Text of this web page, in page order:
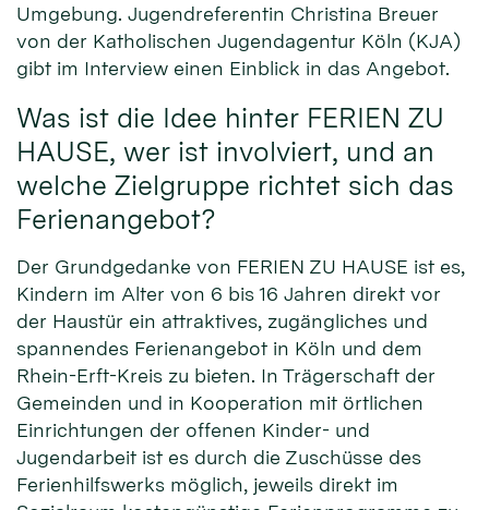
Umgebung. Jugendreferentin Christina Breuer
von der Katholischen Jugendagentur Köln (KJA)
gibt im Interview einen Einblick in das Angebot.
Was ist die Idee hinter FERIEN ZU
HAUSE, wer ist involviert, und an
welche Zielgruppe richtet sich das
Ferienangebot?
Der Grundgedanke von FERIEN ZU HAUSE ist es,
Kindern im Alter von 6 bis 16 Jahren direkt vor
der Haustür ein attraktives, zugängliches und
spannendes Ferienangebot in Köln und dem
Rhein-Erft-Kreis zu bieten. In Trägerschaft der
Gemeinden und in Kooperation mit örtlichen
Einrichtungen der offenen Kinder- und
Jugendarbeit ist es durch die Zuschüsse des
Ferienhilfswerks möglich, jeweils direkt im